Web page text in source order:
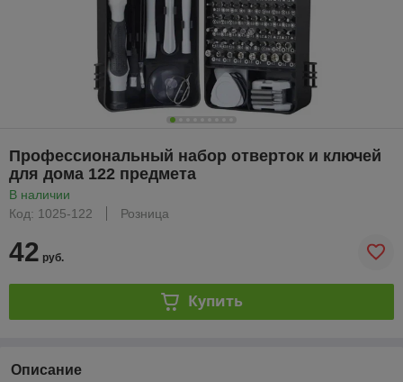
Профессиональный набор отверток и ключей
для дома 122 предмета
В наличии
Код: 1025-122
Розница
42 руб.
Купить
Описание